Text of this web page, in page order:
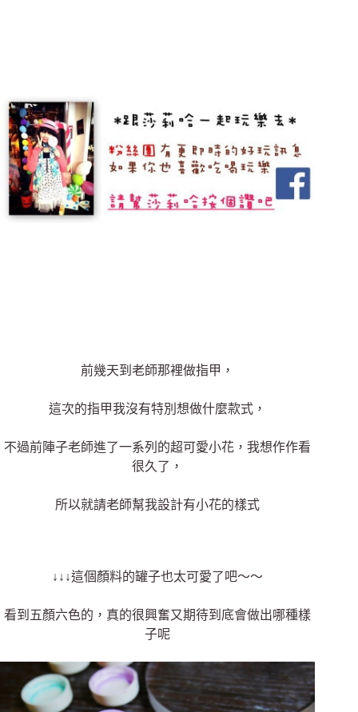
前幾天到老師那裡做指甲，
這次的指甲我沒有特別想做什麼款式，
不過前陣子老師進了一系列的超可愛小花，我想作作看
很久了，
所以就請老師幫我設計有小花的樣式
↓↓↓這個顏料的罐子也太可愛了吧～～
看到五顏六色的，真的很興奮又期待到底會做出哪種樣
子呢